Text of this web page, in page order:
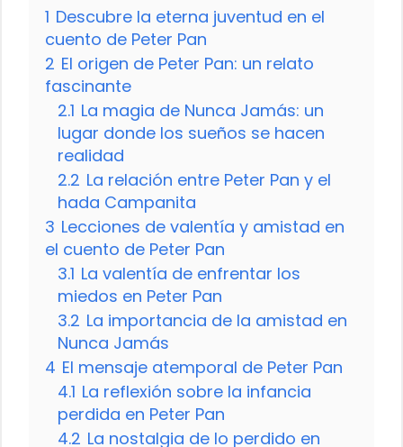
1 Descubre la eterna juventud en el
cuento de Peter Pan
2 El origen de Peter Pan: un relato
fascinante
2.1 La magia de Nunca Jamás: un
lugar donde los sueños se hacen
realidad
2.2 La relación entre Peter Pan y el
hada Campanita
3 Lecciones de valentía y amistad en
el cuento de Peter Pan
3.1 La valentía de enfrentar los
miedos en Peter Pan
3.2 La importancia de la amistad en
Nunca Jamás
4 El mensaje atemporal de Peter Pan
4.1 La reflexión sobre la infancia
perdida en Peter Pan
4.2 La nostalgia de lo perdido en